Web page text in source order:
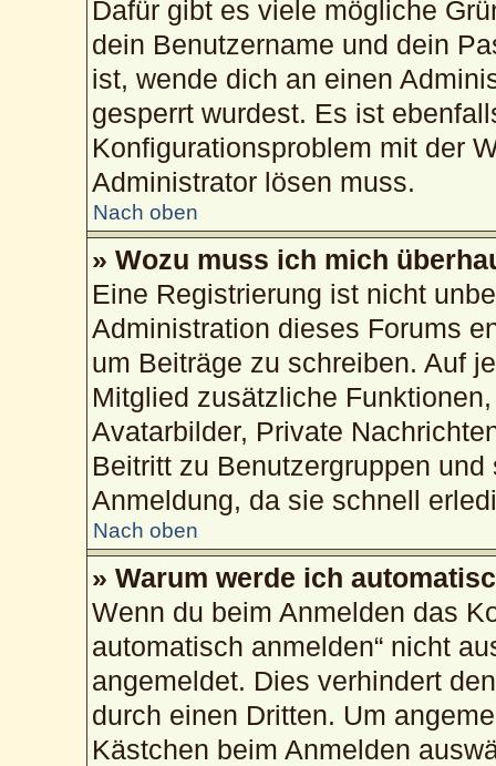
Dafür gibt es viele mögliche
dein Benutzername und dein
ist, wende dich an einen
gesperrt wurdest. Es ist
Konfigurationsproblem mit der
Administrator lösen muss.
Nach oben
» Wozu muss ich mich
Eine Registrierung ist nicht
Administration dieses Forums
um Beiträge zu schreiben. Auf
Mitglied zusätzliche
Avatarbilder, Private
Beitritt zu Benutzergruppen
Anmeldung, da sie schnell
Nach oben
» Warum werde ich
Wenn du beim Anmelden das
automatisch anmelden“ nicht
angemeldet. Dies verhindert
durch einen Dritten. Um
Kästchen beim Anmelden